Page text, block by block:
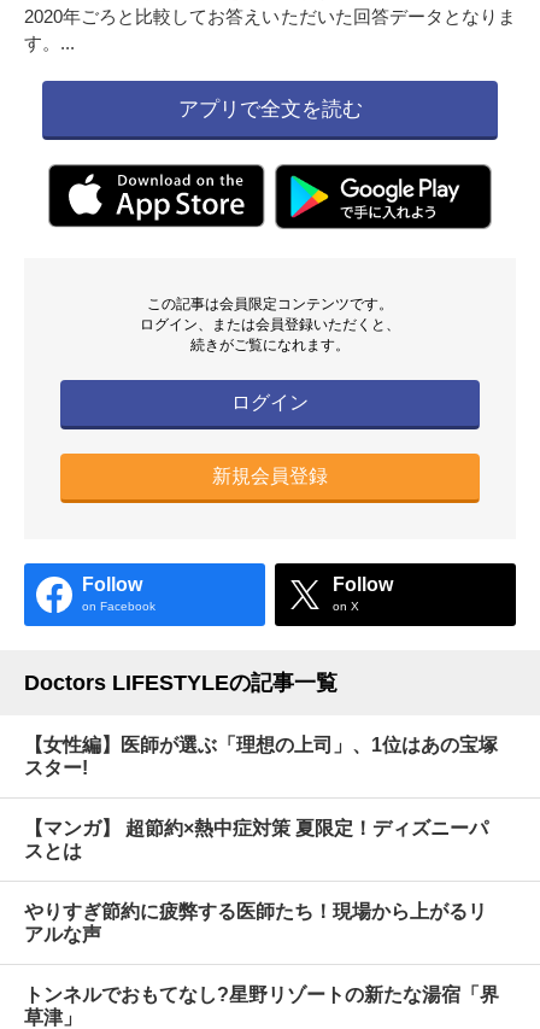
2020年ごろと比較してお答えいただいた回答データとなりま
す。...
アプリで全文を読む
この記事は会員限定コンテンツです。
ログイン、または会員登録いただくと、
続きがご覧になれます。
ログイン
新規会員登録
Follow
on Facebook
Follow
on X
Doctors LIFESTYLEの記事一覧
【女性編】医師が選ぶ「理想の上司」、1位はあの宝塚
スター!
【マンガ】 超節約×熱中症対策 夏限定！ディズニーパ
スとは
やりすぎ節約に疲弊する医師たち！現場から上がるリ
アルな声
トンネルでおもてなし?星野リゾートの新たな湯宿「界
草津」